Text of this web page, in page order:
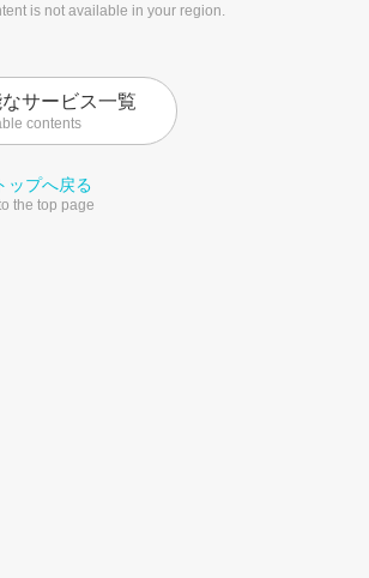
is not available in your region.
サービス一覧
contents
ップへ戻る
the top page